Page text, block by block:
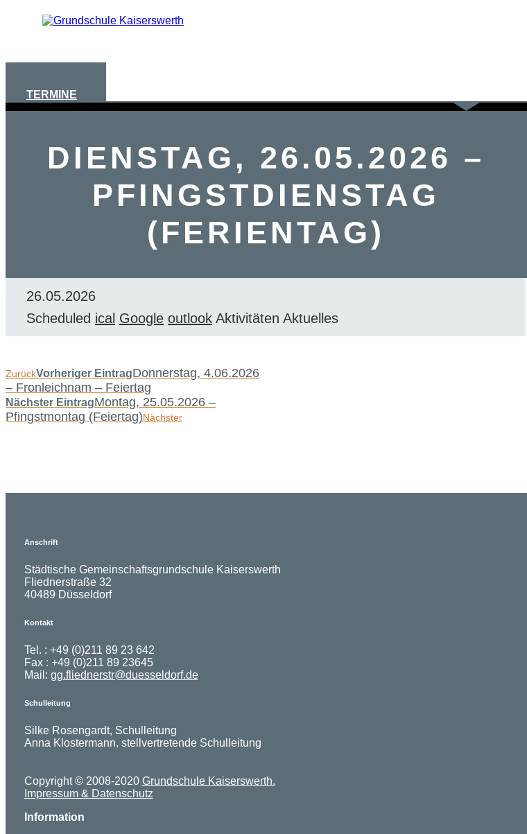
TERMINE
DIENSTAG, 26.05.2026 –
PFINGSTDIENSTAG
(FERIENTAG)
26.05.2026
Scheduled ical Google outlook Aktivitäten Aktuelles
ZurückVorheriger EintragDonnerstag, 4.06.2026
– Fronleichnam – Feiertag
Nächster EintragMontag, 25.05.2026 –
Pfingstmontag (Feiertag)Nächster
Anschrift
Städtische Gemeinschaftsgrundschule Kaiserswerth
Fliednerstraße 32
40489 Düsseldorf
Kontakt
Tel. : +49 (0)211 89 23 642
Fax : +49 (0)211 89 23645
Mail: gg.fliednerstr@duesseldorf.de
Schulleitung
Silke Rosengardt, Schulleitung
Anna Klostermann, stellvertretende Schulleitung
Copyright © 2008-2020 Grundschule Kaiserswerth.
Impressum & Datenschutz
Information